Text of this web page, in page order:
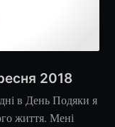
2018
в День Подяки я
життя. Мені